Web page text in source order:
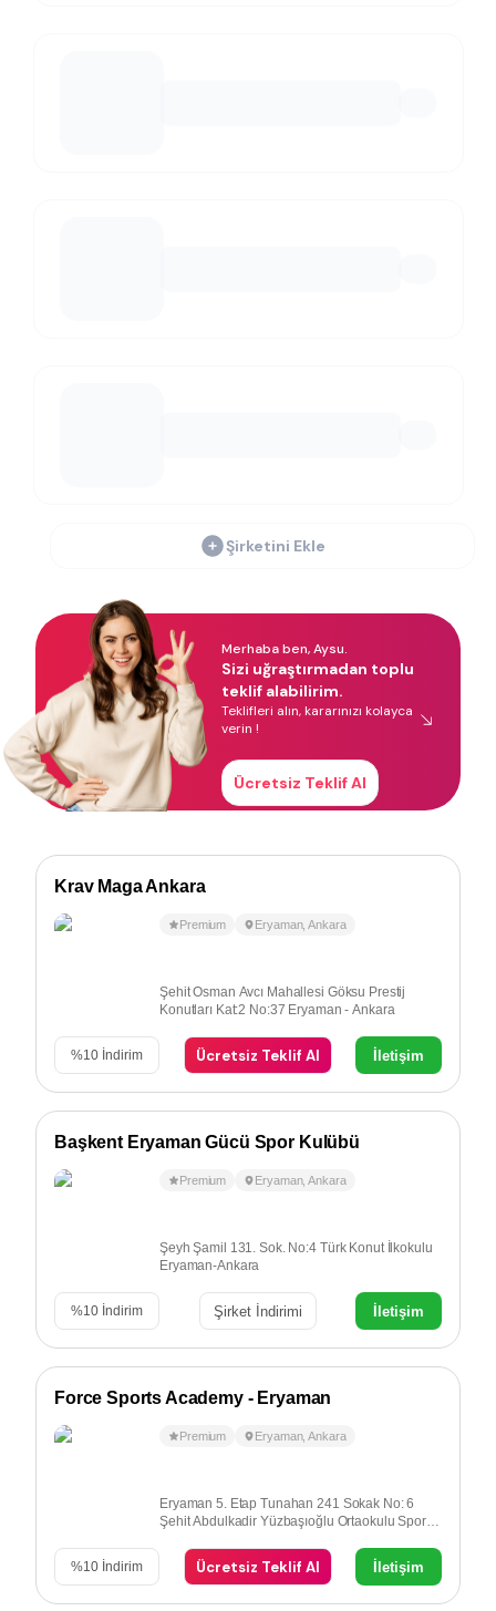
Şirketini Ekle
Merhaba ben, Aysu.
Sizi uğraştırmadan toplu
teklif alabilirim.
Teklifleri alın, kararınızı kolayca
verin !
Ücretsiz Teklif Al
Krav Maga Ankara
Premium Eryaman,Ankara
Şehit Osman Avcı Mahallesi Göksu Prestij
Konutları Kat:2 No:37 Eryaman - Ankara
%10 İndirim Ücretsiz Teklif Al İletişim
Başkent Eryaman Gücü Spor Kulübü
Premium Eryaman,Ankara
Şeyh Şamil 131. Sok. No:4 Türk Konut İlkokulu
Eryaman-Ankara
%10 İndirim Şirket İndirimi İletişim
Force Sports Academy - Eryaman
Premium Eryaman,Ankara
Eryaman 5. Etap Tunahan 241 Sokak No: 6
Şehit Abdulkadir Yüzbaşıoğlu Ortaokulu Spor
%10 İndirim Ücretsiz Teklif Al İletişim